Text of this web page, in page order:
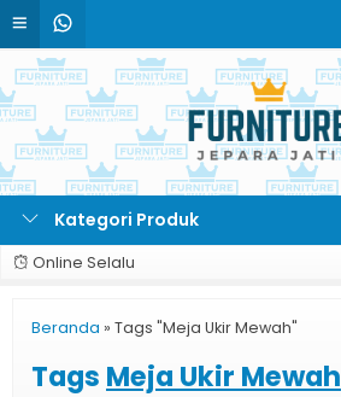
Kategori Produk
Online Selalu
Beranda » Tags "Meja Ukir Mewah"
Tags Meja Ukir Mewah